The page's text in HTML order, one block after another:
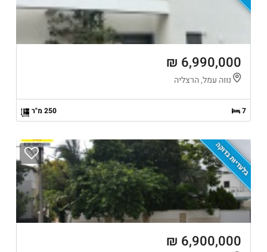
6,990,000 ₪
נווה עמל, הרצליה
7 250 מ"ר
בלעדיות בדוקה
6,900,000 ₪